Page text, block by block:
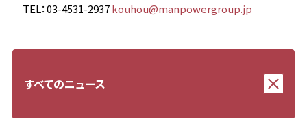
TEL：03-4531-2937kouhou@manpowergroup.jp
すべてのニュース